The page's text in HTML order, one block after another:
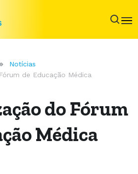
Notícias
de Educação Médica
do Fórum
Médica